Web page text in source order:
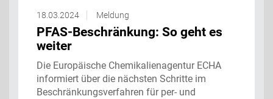
18.03.2024 Meldung
PFAS-Beschränkung: So geht es
weiter
Die Europäische Chemikalienagentur ECHA
informiert über die nächsten Schritte im
Beschränkungsverfahren für per- und